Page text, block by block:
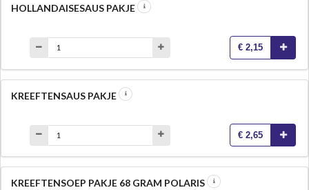
HOLLANDAISESAUS PAKJE
€ 2,15
KREEFTENSAUS PAKJE
€ 2,65
KREEFTENSOEP PAKJE 68 GRAM POLARIS